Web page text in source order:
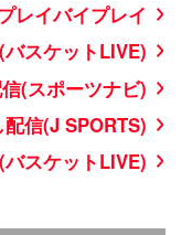
レイバイプレイ
バスケットLIVE)
(スポーツナビ)
配信(J SPORTS)
スケットLIVE)